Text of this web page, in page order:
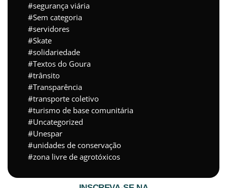
segurança viária
Sem categoria
servidores
Skate
solidariedade
Textos do Goura
trânsito
Transparência
transporte coletivo
turismo de base comunitária
Uncategorized
Unespar
unidades de conservação
zona livre de agrotóxicos